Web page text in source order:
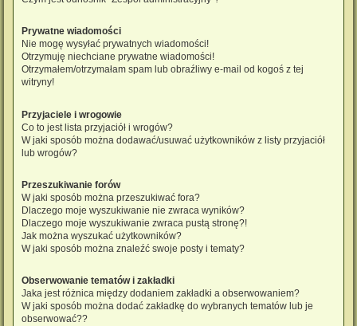
Prywatne wiadomości
Nie mogę wysyłać prywatnych wiadomości!
Otrzymuję niechciane prywatne wiadomości!
Otrzymałem/otrzymałam spam lub obraźliwy e-mail od kogoś z tej
witryny!
Przyjaciele i wrogowie
Co to jest lista przyjaciół i wrogów?
W jaki sposób można dodawać/usuwać użytkowników z listy przyjaciół
lub wrogów?
Przeszukiwanie forów
W jaki sposób można przeszukiwać fora?
Dlaczego moje wyszukiwanie nie zwraca wyników?
Dlaczego moje wyszukiwanie zwraca pustą stronę?!
Jak można wyszukać użytkowników?
W jaki sposób można znaleźć swoje posty i tematy?
Obserwowanie tematów i zakładki
Jaka jest różnica między dodaniem zakładki a obserwowaniem?
W jaki sposób można dodać zakładkę do wybranych tematów lub je
obserwować??